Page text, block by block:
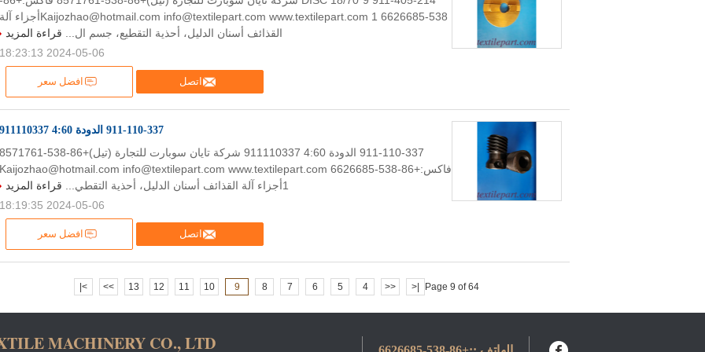
اتصل افضل سعر
538-6626685 Kaijozhao@hotmail.com info@textilepart.com www.textilepart.com 1أجزاء آلة
القذائف أسنان الدليل، أحذية التقطيع، جسم ال... قراءة المزيد
2024-05-06 18:23:13
911-110-337 الدودة 4:60 911110337
اتصل افضل سعر
911-110-337 الدودة 4:60 911110337 شركة تايان سوبارت للتجارة (تيل)+86-538-8571761
فاكس:+86-538-6626685 Kaijozhao@hotmail.com info@textilepart.com www.textilepart.com
1أجزاء آلة القذائف أسنان الدليل، أحذية التقطي...
قراءة المزيد
2024-05-06 18:19:35
Page 9 of 64
|<
<<
4
5
6
7
8
9
10
11
12
13
>>
>|
MACHINERY CO., LTD.